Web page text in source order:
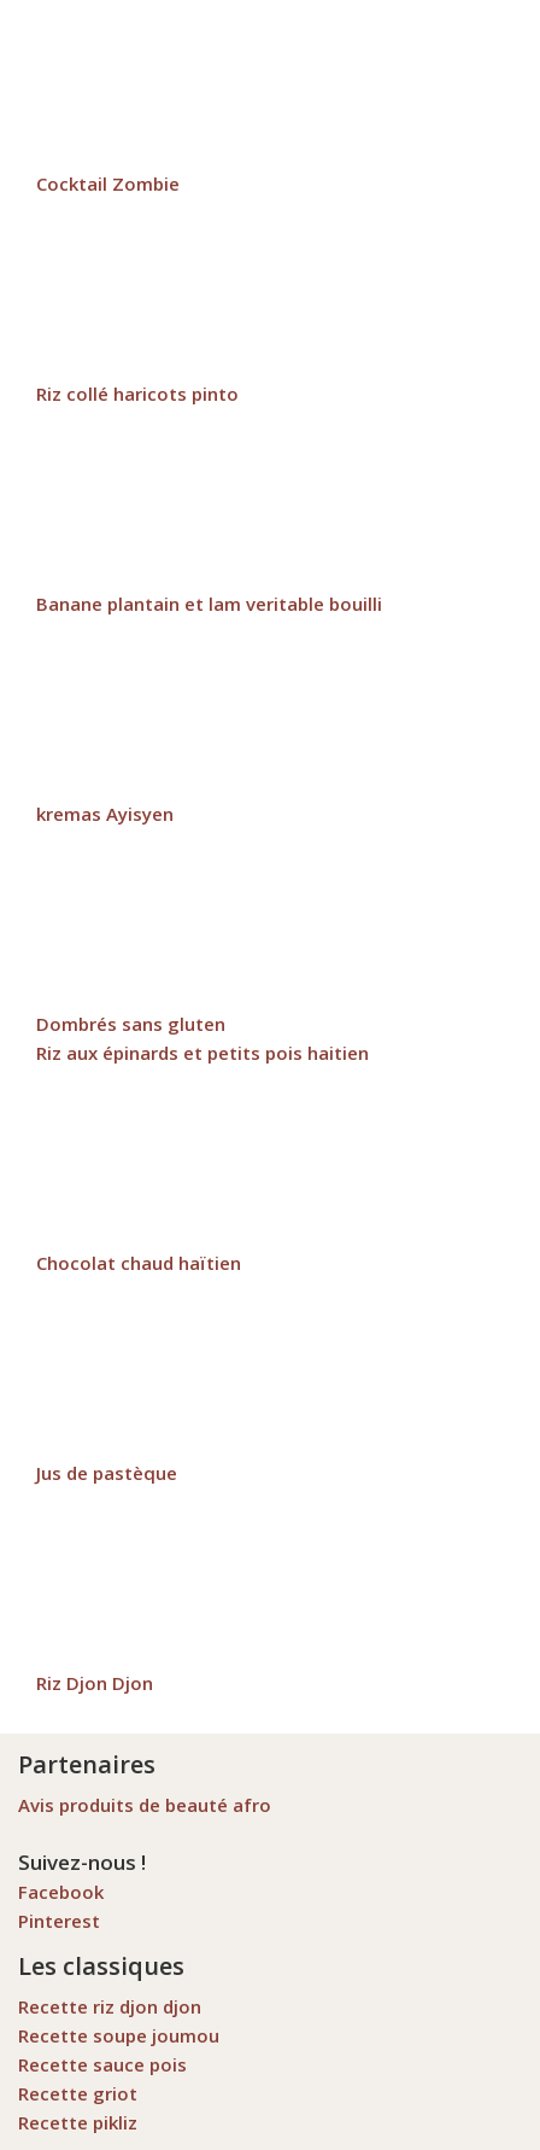
Cocktail Zombie
Riz collé haricots pinto
Banane plantain et lam veritable bouilli
kremas Ayisyen
Dombrés sans gluten
Riz aux épinards et petits pois haitien
Chocolat chaud haïtien
Jus de pastèque
Riz Djon Djon
Partenaires
Avis produits de beauté afro
Suivez-nous !
Facebook
Pinterest
Les classiques
Recette riz djon djon
Recette soupe joumou
Recette sauce pois
Recette griot
Recette pikliz